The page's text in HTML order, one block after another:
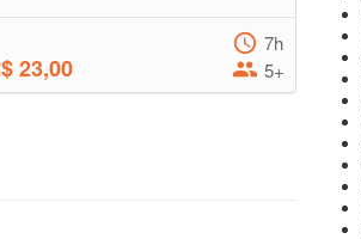
23,00
7h
5+